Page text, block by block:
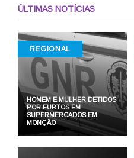
ÚLTIMAS NOTÍCIAS
REGIONAL
HOMEM E MULHER DETIDOS
POR FURTOS EM
SUPERMERCADOS EM
MONÇÃO